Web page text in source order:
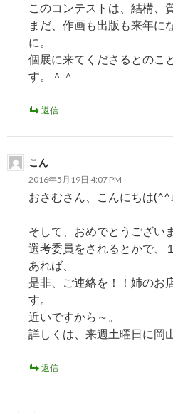
このコンテストは、結構、
まだ、作画も出版も来年に
に。
個展に来てくださるとのこ
す。＾＾
返信
こん
2016年5月19日 4:07 PM
おさむさん、こんにちは
そして、おめでとうござい
選考委員をされるとかで、
あれば、
是非、ご連絡を！！姉のお
す。
近いですから～。
詳しくは、来週土曜日に岡
返信